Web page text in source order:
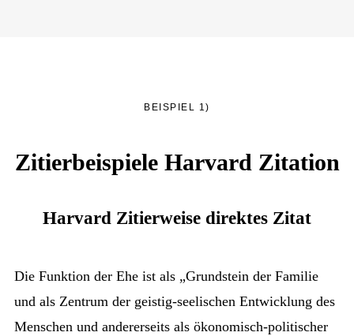
BEISPIEL 1)
Zitierbeispiele Harvard Zitation
Harvard Zitierweise direktes Zitat
Die Funktion der Ehe ist als „Grundstein der Familie
und als Zentrum der geistig-seelischen Entwicklung des
Menschen und andererseits als ökonomisch-politischer